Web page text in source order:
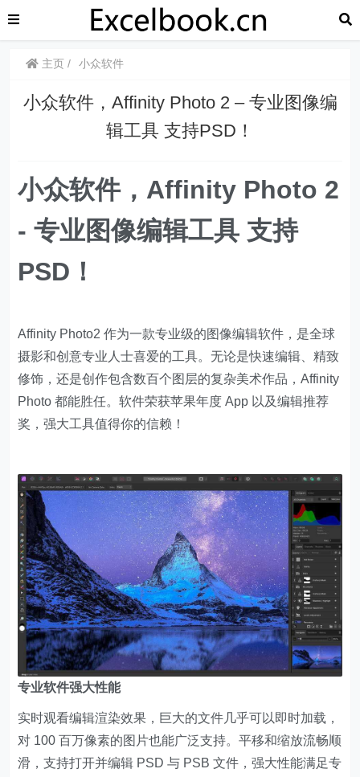
主页 小众软件
小众软件，​​Affinity Photo 2 – 专业图像编
辑工具 支持PSD！
小众软件，​​Affinity Photo 2
- 专业图像编辑工具 支持
PSD！
Affinity Photo2 作为一款专业级的图像编辑软件，是全球
摄影和创意专业人士喜爱的工具。无论是快速编辑、精致
修饰，还是创作包含数百个图层的复杂美术作品，Affinity
Photo 都能胜任。软件荣获苹果年度 App 以及编辑推荐
奖，强大工具值得你的信赖！
专业软件强大性能
实时观看编辑渲染效果，巨大的文件几乎可以即时加载，
对 100 百万像素的图片也能广泛支持。平移和缩放流畅顺
滑，支持打开并编辑 PSD 与 PSB 文件，强大性能满足专